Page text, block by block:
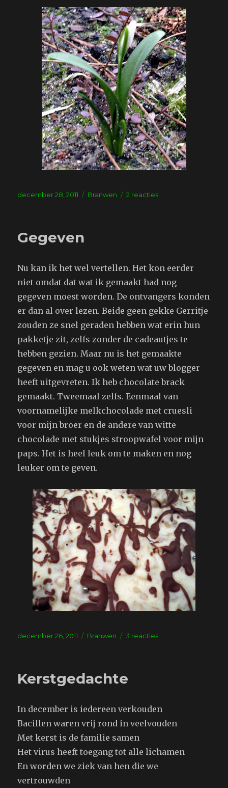
Geplaatst
december 28, 2011 Tags
Branwen 2 reactiesop
Gegeven
Nu kan ik het wel vertellen. Het kon eerder
niet omdat dat wat ik gemaakt had nog
gegeven moest worden. De ontvangers konden
er dan al over lezen. Beide geen gekke Gerritje
zouden ze snel geraden hebben wat erin hun
pakketje zit, zelfs zonder de cadeautjes te
hebben gezien. Maar nu is het gemaakte
gegeven en mag u ook weten wat uw blogger
heeft uitgevreten. Ik heb chocolate brack
gemaakt. Tweemaal zelfs. Eenmaal van
voornamelijke melkchocolade met cruesli
voor mijn broer en de andere van witte
chocolade met stukjes stroopwafel voor mijn
paps. Het is heel leuk om te maken en nog
leuker om te geven.
Geplaatst
december 26, 2011 Tags
Branwen 3 reactiesop
Kerstgedachte
In december is iedereen verkouden
Bacillen waren vrij rond in veelvouden
Met kerst is de familie samen
Het virus heeft toegang tot alle lichamen
En worden we ziek van hen die we
vertrouwden